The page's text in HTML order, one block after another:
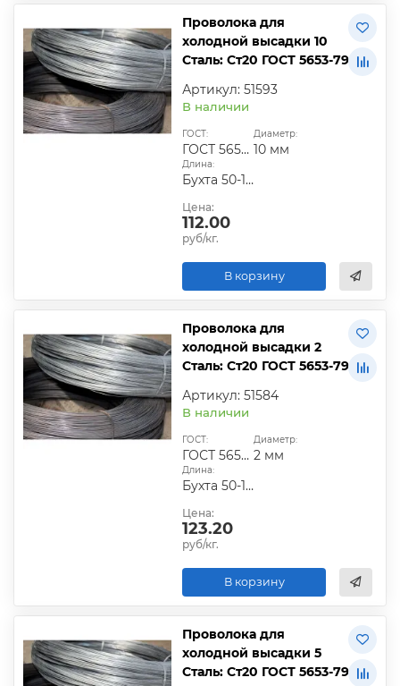
Проволока для
холодной высадки 10
Сталь: Ст20 ГОСТ 5653-79
Артикул: 51593
В наличии
ГОСТ:
ГОСТ 5653-79
Диаметр:
10 мм
Длина:
Бухта 50-100 кг
Цена:
112.00
руб/кг.
В корзину
Проволока для
холодной высадки 2
Сталь: Ст20 ГОСТ 5653-79
Артикул: 51584
В наличии
ГОСТ:
ГОСТ 5653-79
Диаметр:
2 мм
Длина:
Бухта 50-100 кг
Цена:
123.20
руб/кг.
В корзину
Проволока для
холодной высадки 5
Сталь: Ст20 ГОСТ 5653-79